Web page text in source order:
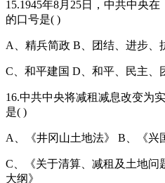
15.1945年8月25日，中共中央
的口号是( )
A、精兵简政 B、团结、进步、
C、和平建国 D、和平、民主、
16.中共中央将减租减息改变为
是( )
A、《井冈山土地法》 B、《兴
C、《关于清算、减租及土地问
大纲》